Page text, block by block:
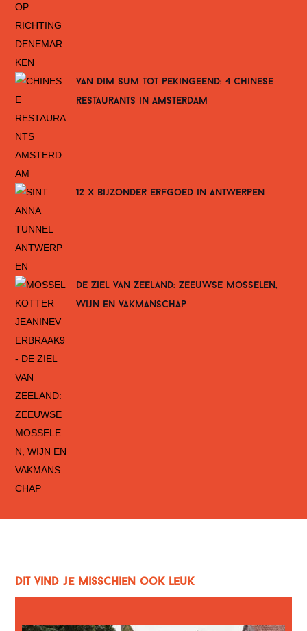
van dim sum tot pekingeend: 4 chinese
restaurants in amsterdam
12 x bijzonder erfgoed in antwerpen
de ziel van zeeland: zeeuwse mosselen,
wijn en vakmanschap
Dit vind je misschien ook leuk